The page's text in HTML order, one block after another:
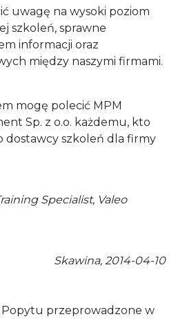
uwagę na wysoki poziom
szkoleń, sprawne
informacji oraz
między naszymi firmami.
mogę polecić MPM
Sp. z o.o. każdemu, kto
dostawcy szkoleń dla firmy
Specialist, Valeo
Skawina, 2014-04-10
przeprowadzone w